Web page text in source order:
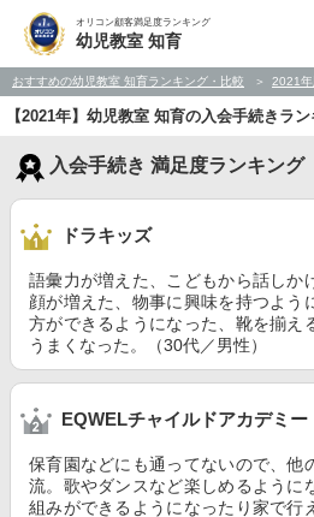
オリコン顧客満足度ランキング
幼児教室 知育
おすすめの幼児教室 知育ランキング・比較 2021年
【2021年】幼児教室 知育の入会手続きラ
入会手続き 満足度ランキング
ドラキッズ
語彙力が増えた、こどもから話しか
顔が増えた、物事に興味を持つよう
方ができるようになった、靴を揃え
うまくなった。（30代／男性）
EQWELチャイルドアカデミー
保育園などにも通ってないので、他
流。歌やダンスなど楽しめるように
組みができるようになったり家で行